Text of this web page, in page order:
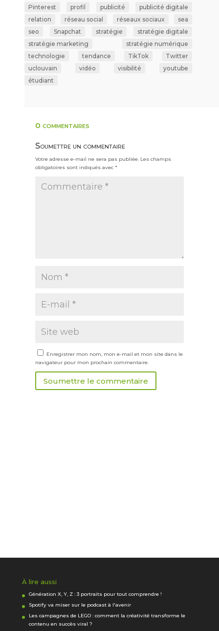
Pinterest
profil publicité
publicité digitale
relation
réseau social réseaux sociaux
sea
seo
Snapchat stratégie
stratégie digitale
stratégie marketing
stratégie numérique
technologie
tendance TikTok
Twitter
uclouvain
vidéo visibilité
youtube
étudiant
0 commentaires
Soumettre un commentaire
Votre adresse e-mail ne sera pas publiée. Les champs
obligatoires sont indiqués avec *
Enregistrer mon nom, mon e-mail et mon site dans le
navigateur pour mon prochain commentaire.
Soumettre le commentaire
À lire aussi
Génération X, Y, Z : 3 portraits pour tout comprendre !
Spotify va miser sur le podcast à l'avenir
Les campagnes de LEGO : comment la créativité transforme le
contenu en succès viral ?